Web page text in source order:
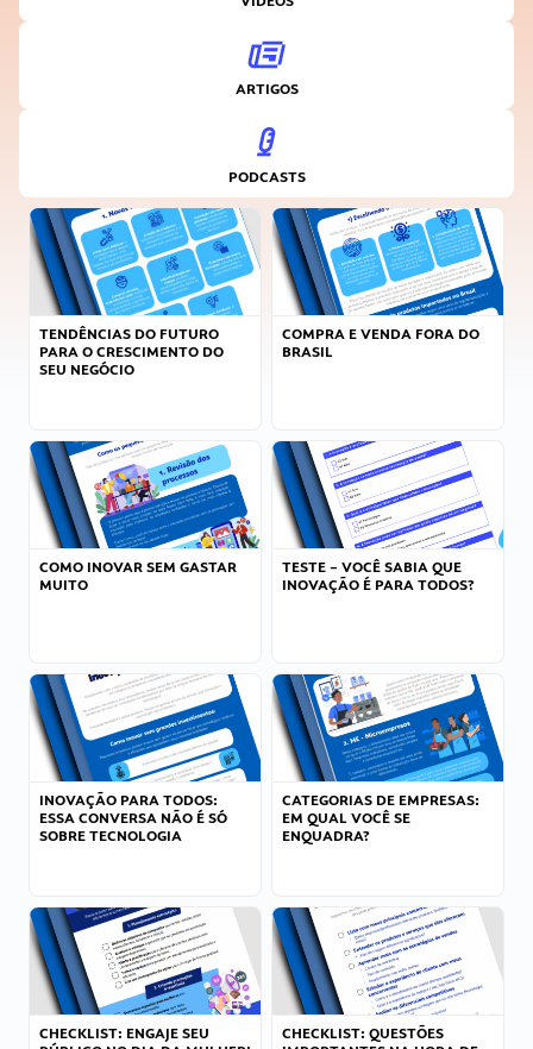
ARTIGOS
PODCASTS
TENDÊNCIAS DO FUTURO
PARA O CRESCIMENTO DO
SEU NEGÓCIO
COMPRA E VENDA FORA DO
BRASIL
COMO INOVAR SEM GASTAR
MUITO
TESTE – VOCÊ SABIA QUE
INOVAÇÃO É PARA TODOS?
INOVAÇÃO PARA TODOS:
ESSA CONVERSA NÃO É SÓ
SOBRE TECNOLOGIA
CATEGORIAS DE EMPRESAS:
EM QUAL VOCÊ SE
ENQUADRA?
CHECKLIST: ENGAJE SEU
CHECKLIST: QUESTÕES